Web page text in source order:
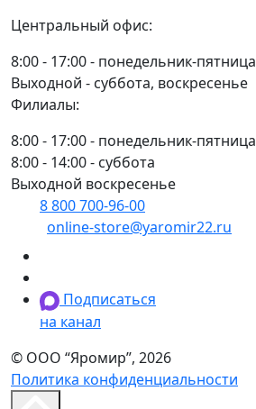
Центральный офис:
8:00 - 17:00 - понедельник-пятница
Выходной - суббота, воскресенье
Филиалы:
8:00 - 17:00 - понедельник-пятница
8:00 - 14:00 - суббота
Выходной воскресенье
8 800 700-96-00
online-store@yaromir22.ru
Подписаться
на канал
© ООО “Яромир”, 2026
Политика конфиденциальности